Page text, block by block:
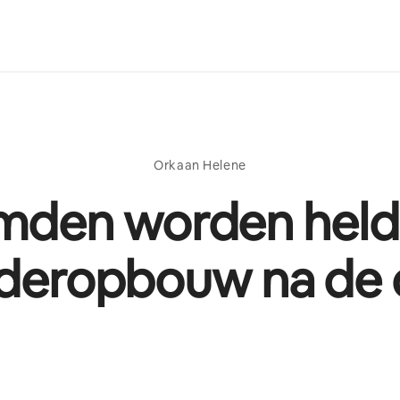
Orkaan Helene
worden
na de